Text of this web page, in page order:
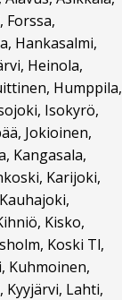
Forssa,
Hankasalmi,
Heinola,
Humppila,
Isokyrö,
Jokioinen,
Kangasala,
Karijoki,
Kisko,
Koski Tl,
Kuhmoinen,
Kyyjärvi, Lahti,